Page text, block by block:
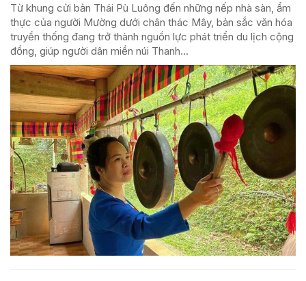
Từ khung cửi bản Thái Pù Luông đến những nếp nhà sàn, ẩm
thực của người Mường dưới chân thác Mây, bản sắc văn hóa
truyền thống đang trở thành nguồn lực phát triển du lịch cộng
đồng, giúp người dân miền núi Thanh...